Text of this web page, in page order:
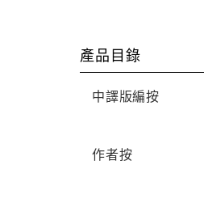
產品目錄
中譯版編按
作者按